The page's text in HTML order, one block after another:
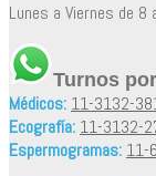
Lunes a Viernes de 8
Turnos
Médicos: 11-3132-
Ecografía: 11-3132-
Espermogramas: 11-